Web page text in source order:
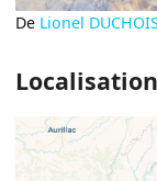
De Lionel
Localisation